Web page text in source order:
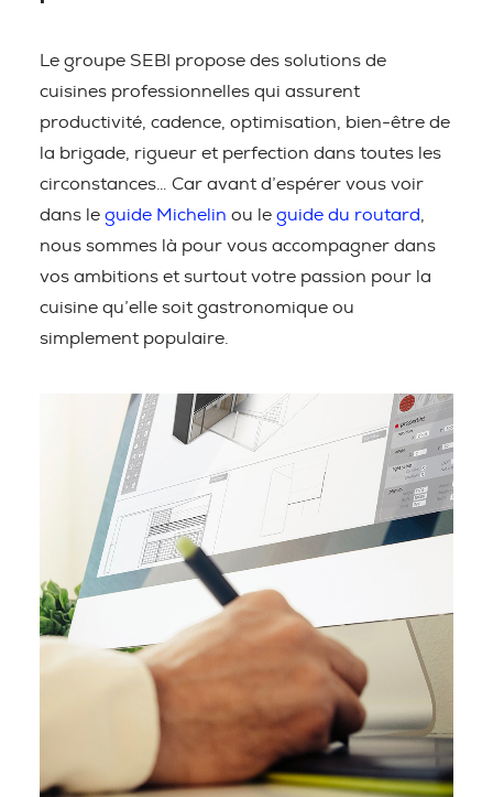
Le groupe SEBI propose des solutions de
cuisines professionnelles qui assurent
productivité, cadence, optimisation, bien-être de
la brigade, rigueur et perfection dans toutes les
circonstances… Car avant d’espérer vous voir
dans le guide Michelin ou le guide du routard
nous sommes là pour vous accompagner dans
vos ambitions et surtout votre passion pour la
cuisine qu’elle soit gastronomique ou
simplement populaire.